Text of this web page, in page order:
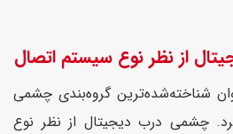
از نظر نوع سیستم اتصال
شناخته‌شده‌ترین گروه‌بندی چشمی
چشمی درب دیجیتال از نظر نوع